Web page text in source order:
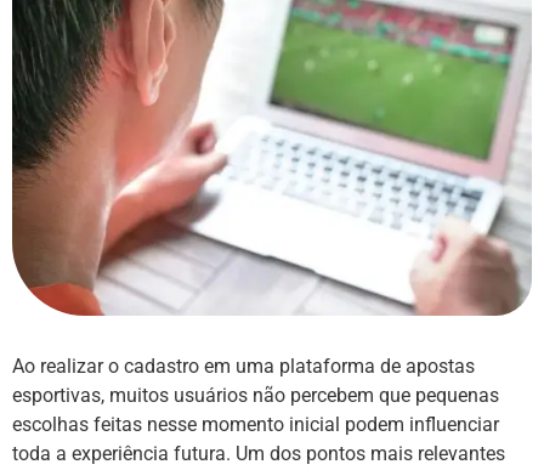
Ao realizar o cadastro em uma plataforma de apostas
esportivas, muitos usuários não percebem que pequenas
escolhas feitas nesse momento inicial podem influenciar
toda a experiência futura. Um dos pontos mais relevantes